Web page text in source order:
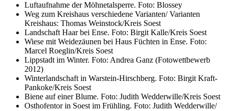
Luftaufnahme der Möhnetalsperre. Foto: Blossey
Weg zum Kreishaus verschiedene Varianten/ Varianten
Kreishaus: Thomas Weinstock/Kreis Soest
Landschaft Haar bei Ense. Foto: Birgit Kalle/Kreis Soest
Wiese mit Weidezäunen bei Haus Füchten in Ense. Foto:
Marcel Roeglin/Kreis Soest
Lippstadt im Winter. Foto: Andrea Ganz (Fotowettbewerb
2012)
Winterlandschaft in Warstein-Hirschberg. Foto: Birgit Kraft-
Pankoke/Kreis Soest
Biene auf einer Blume. Foto: Judith Wedderwille/Kreis Soest
Osthofentor in Soest im Frühling. Foto: Judith Wedderwille/